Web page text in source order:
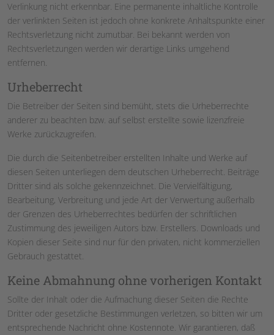
Verlinkung nicht erkennbar. Eine permanente inhaltliche Kontrolle
der verlinkten Seiten ist jedoch ohne konkrete Anhaltspunkte einer
Rechtsverletzung nicht zumutbar. Bei bekannt werden von
Rechtsverletzungen werden wir derartige Links umgehend
entfernen.
Urheberrecht
Die Betreiber der Seiten sind bemüht, stets die Urheberrechte
anderer zu beachten bzw. auf selbst erstellte sowie lizenzfreie
Werke zurückzugreifen.
Die durch die Seitenbetreiber erstellten Inhalte und Werke auf
diesen Seiten unterliegen dem deutschen Urheberrecht. Beiträge
Dritter sind als solche gekennzeichnet. Die Vervielfältigung,
Bearbeitung, Verbreitung und jede Art der Verwertung außerhalb
der Grenzen des Urheberrechtes bedürfen der schriftlichen
Zustimmung des jeweiligen Autors bzw. Erstellers. Downloads und
Kopien dieser Seite sind nur für den privaten, nicht kommerziellen
Gebrauch gestattet.
Keine Abmahnung ohne vorherigen Kontakt
Sollte der Inhalt oder die Aufmachung dieser Seiten die Rechte
Dritter oder gesetzliche Bestimmungen verletzen, so bitten wir um
entsprechende Nachricht ohne Kostennote. Wir garantieren, daß